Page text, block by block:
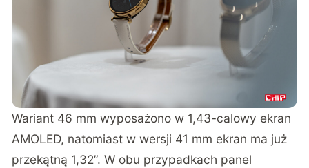
Wariant 46 mm wyposażono w 1,43-calowy ekran
AMOLED, natomiast w wersji 41 mm ekran ma już
przekątną 1,32”. W obu przypadkach panel